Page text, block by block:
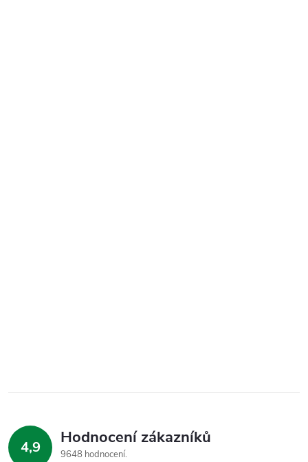
4,9 Hodnocení zákazníků
9648 hodnocení